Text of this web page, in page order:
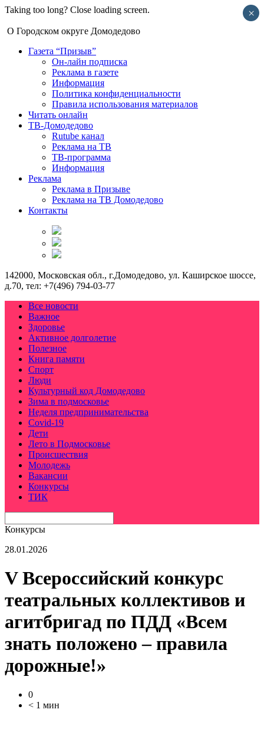
Taking too long? Close loading screen.
О Городском округе Домодедово
Газета “Призыв”
Он-лайн подписка
Реклама в газете
Информация
Политика конфиденциальности
Правила использования материалов
Читать онлайн
ТВ-Домодедово
Rutube канал
Реклама на ТВ
ТВ-программа
Информация
Реклама
Реклама в Призыве
Реклама на ТВ Домодедово
Контакты
142000, Московская обл., г.Домодедово, ул. Каширское шоссе,
д.70, тел: +7(496) 794-03-77
Все новости
Важное
Здоровье
Активное долголетие
Полезное
Книга памяти
Спорт
Люди
Культурный код Домодедово
Зима в подмосковье
Неделя предпринимательства
Covid-19
Дети
Лето в Подмосковье
Происшествия
Молодежь
Вакансии
Конкурсы
ТИК
Конкурсы
28.01.2026
V Всероссийский конкурс
театральных коллективов и
агитбригад по ПДД «Всем
знать положено – правила
дорожные!»
0
< 1 мин
×